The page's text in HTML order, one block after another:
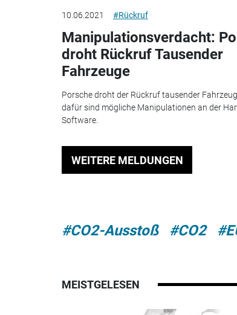
10.06.2021 #Rückruf
Manipulationsverdacht:
droht Rückruf Tausender
Fahrzeuge
Porsche droht der Rückruf tausender
dafür sind mögliche Manipulationen an der
Software.
WEITERE MELDUNGEN
#CO2-Ausstoß #CO2
MEISTGELESEN